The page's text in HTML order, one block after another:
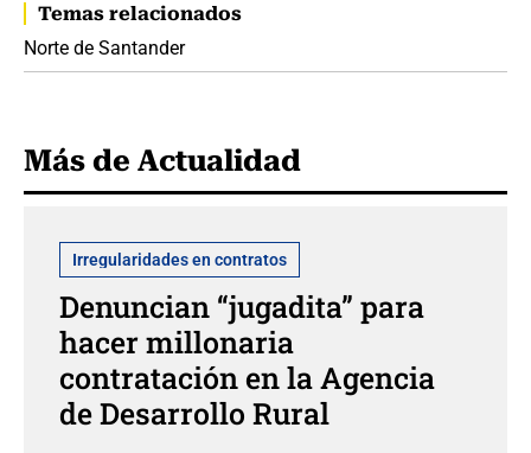
Temas relacionados
Norte de Santander
Más de Actualidad
Irregularidades en contratos
Denuncian “jugadita” para
hacer millonaria
contratación en la Agencia
de Desarrollo Rural